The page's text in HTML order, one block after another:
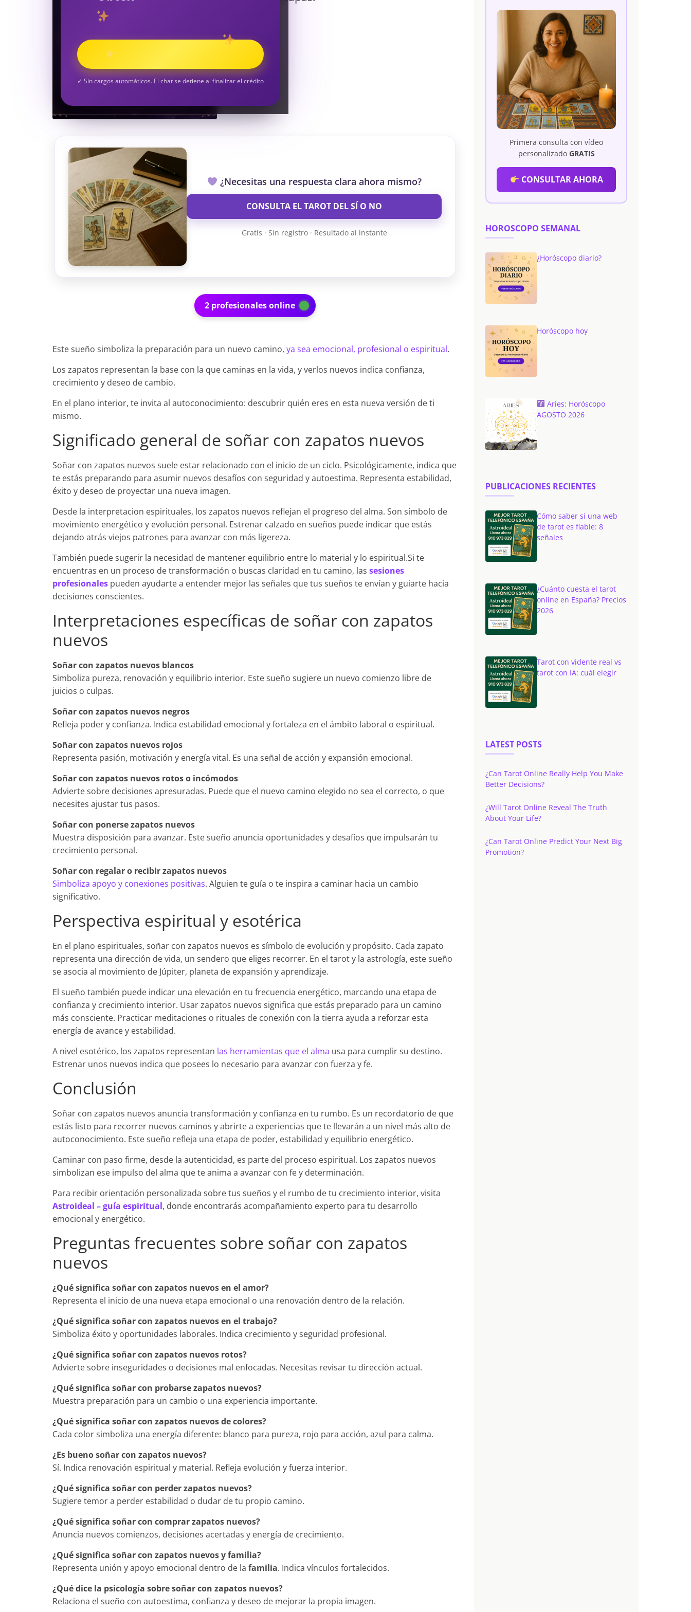
¿Necesitas una respuesta clara ahora mismo?
CONSULTA EL TAROT DEL SÍ O NO
Gratis · Sin registro · Resultado al instante
2 profesionales online
Este sueño simboliza la preparación para un nuevo camino, ya sea emocional, profesional o espiritual.
Los zapatos representan la base con la que caminas en la vida, y verlos nuevos indica confianza,
crecimiento y deseo de cambio.
En el plano interior, te invita al autoconocimiento: descubrir quién eres en esta nueva versión de ti
mismo.
Significado general de soñar con zapatos nuevos
Soñar con zapatos nuevos suele estar relacionado con el inicio de un ciclo. Psicológicamente, indica que
te estás preparando para asumir nuevos desafíos con seguridad y autoestima. Representa estabilidad,
éxito y deseo de proyectar una nueva imagen.
Desde la interpretacion espirituales, los zapatos nuevos reflejan el progreso del alma. Son símbolo de
movimiento energético y evolución personal. Estrenar calzado en sueños puede indicar que estás
dejando atrás viejos patrones para avanzar con más ligereza.
También puede sugerir la necesidad de mantener equilibrio entre lo material y lo espiritual.Si te
encuentras en un proceso de transformación o buscas claridad en tu camino, las sesiones
profesionales pueden ayudarte a entender mejor las señales que tus sueños te envían y guiarte hacia
decisiones conscientes.
Interpretaciones específicas de soñar con zapatos
nuevos
Soñar con zapatos nuevos blancos
Simboliza pureza, renovación y equilibrio interior. Este sueño sugiere un nuevo comienzo libre de
juicios o culpas.
Soñar con zapatos nuevos negros
Refleja poder y confianza. Indica estabilidad emocional y fortaleza en el ámbito laboral o espiritual.
Soñar con zapatos nuevos rojos
Representa pasión, motivación y energía vital. Es una señal de acción y expansión emocional.
Soñar con zapatos nuevos rotos o incómodos
Advierte sobre decisiones apresuradas. Puede que el nuevo camino elegido no sea el correcto, o que
necesites ajustar tus pasos.
Soñar con ponerse zapatos nuevos
Muestra disposición para avanzar. Este sueño anuncia oportunidades y desafíos que impulsarán tu
crecimiento personal.
Soñar con regalar o recibir zapatos nuevos
Simboliza apoyo y conexiones positivas. Alguien te guía o te inspira a caminar hacia un cambio
significativo.
Perspectiva espiritual y esotérica
En el plano espirituales, soñar con zapatos nuevos es símbolo de evolución y propósito. Cada zapato
representa una dirección de vida, un sendero que eliges recorrer. En el tarot y la astrología, este sueño
se asocia al movimiento de Júpiter, planeta de expansión y aprendizaje.
El sueño también puede indicar una elevación en tu frecuencia energético, marcando una etapa de
confianza y crecimiento interior. Usar zapatos nuevos significa que estás preparado para un camino
más consciente. Practicar meditaciones o rituales de conexión con la tierra ayuda a reforzar esta
energía de avance y estabilidad.
A nivel esotérico, los zapatos representan las herramientas que el alma usa para cumplir su destino.
Estrenar unos nuevos indica que posees lo necesario para avanzar con fuerza y fe.
Conclusión
Soñar con zapatos nuevos anuncia transformación y confianza en tu rumbo. Es un recordatorio de que
estás listo para recorrer nuevos caminos y abrirte a experiencias que te llevarán a un nivel más alto de
autoconocimiento. Este sueño refleja una etapa de poder, estabilidad y equilibrio energético.
Caminar con paso firme, desde la autenticidad, es parte del proceso espiritual. Los zapatos nuevos
simbolizan ese impulso del alma que te anima a avanzar con fe y determinación.
Para recibir orientación personalizada sobre tus sueños y el rumbo de tu crecimiento interior, visita
Astroideal – guía espiritual, donde encontrarás acompañamiento experto para tu desarrollo
emocional y energético.
Preguntas frecuentes sobre soñar con zapatos
nuevos
¿Qué significa soñar con zapatos nuevos en el amor?
Representa el inicio de una nueva etapa emocional o una renovación dentro de la relación.
¿Qué significa soñar con zapatos nuevos en el trabajo?
Simboliza éxito y oportunidades laborales. Indica crecimiento y seguridad profesional.
¿Qué significa soñar con zapatos nuevos rotos?
Advierte sobre inseguridades o decisiones mal enfocadas. Necesitas revisar tu dirección actual.
¿Qué significa soñar con probarse zapatos nuevos?
Muestra preparación para un cambio o una experiencia importante.
¿Qué significa soñar con zapatos nuevos de colores?
Cada color simboliza una energía diferente: blanco para pureza, rojo para acción, azul para calma.
¿Es bueno soñar con zapatos nuevos?
Sí. Indica renovación espiritual y material. Refleja evolución y fuerza interior.
¿Qué significa soñar con perder zapatos nuevos?
Sugiere temor a perder estabilidad o dudar de tu propio camino.
¿Qué significa soñar con comprar zapatos nuevos?
Anuncia nuevos comienzos, decisiones acertadas y energía de crecimiento.
¿Qué significa soñar con zapatos nuevos y familia?
Representa unión y apoyo emocional dentro de la familia. Indica vínculos fortalecidos.
¿Qué dice la psicología sobre soñar con zapatos nuevos?
Relaciona el sueño con autoestima, confianza y deseo de mejorar la propia imagen.
Primera consulta con vídeo
personalizado GRATIS
CONSULTAR AHORA
HOROSCOPO SEMANAL
¿Horóscopo diario?
Horóscopo hoy
Aries: Horóscopo
AGOSTO 2026
PUBLICACIONES RECIENTES
Cómo saber si una web
de tarot es fiable: 8
señales
¿Cuánto cuesta el tarot
online en España? Precios
2026
Tarot con vidente real vs
tarot con IA: cuál elegir
LATEST POSTS
¿Can Tarot Online Really Help You Make
Better Decisions?
¿Will Tarot Online Reveal The Truth
About Your Life?
¿Can Tarot Online Predict Your Next Big
Promotion?
✓ Sin cargos automáticos. El chat se detiene al finalizar el crédito